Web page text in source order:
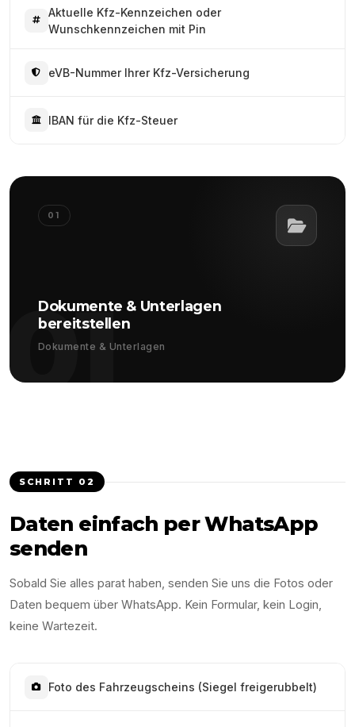
Aktuelle Kfz-Kennzeichen oder
Wunschkennzeichen mit Pin
eVB-Nummer Ihrer Kfz-Versicherung
IBAN für die Kfz-Steuer
01
01
Dokumente & Unterlagen
bereitstellen
Dokumente & Unterlagen
SCHRITT 02
Daten einfach per WhatsApp
senden
Sobald Sie alles parat haben, senden Sie uns die Fotos oder
Daten bequem über WhatsApp. Kein Formular, kein Login,
keine Wartezeit.
Foto des Fahrzeugscheins (Siegel freigerubbelt)